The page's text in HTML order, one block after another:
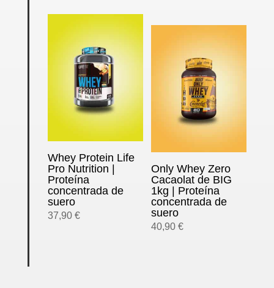
Whey Protein Life
Pro Nutrition |
Proteína
concentrada de
suero
37,90 €
Only Whey Zero
Cacaolat de BIG
1kg | Proteína
concentrada de
suero
40,90 €